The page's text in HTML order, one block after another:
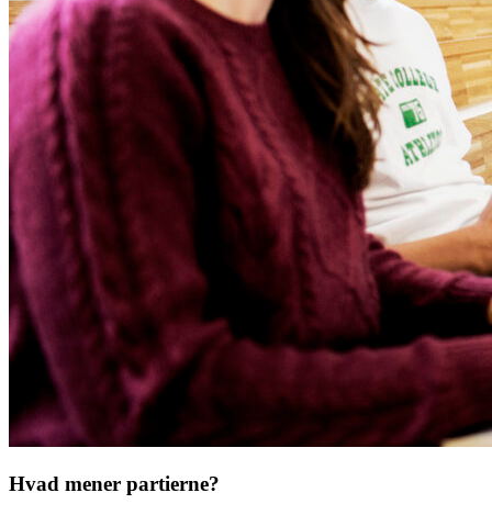
Hvad mener partierne?